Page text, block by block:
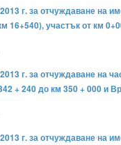
г. за отчуждаване на
16+540), участък от км
г. за отчуждаване на
+ 240 до км 350 + 000 и
г. за отчуждаване на